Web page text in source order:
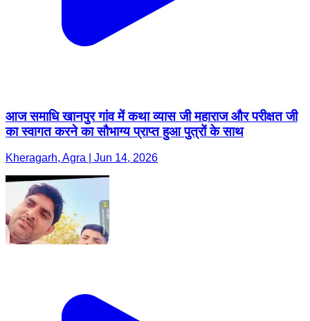
आज समाधि खानपुर गांव में कथा व्यास जी महाराज और परीक्षत जी
का स्वागत करने का सौभाग्य प्राप्त हुआ पुत्रों के साथ
Kheragarh, Agra | Jun 14, 2026